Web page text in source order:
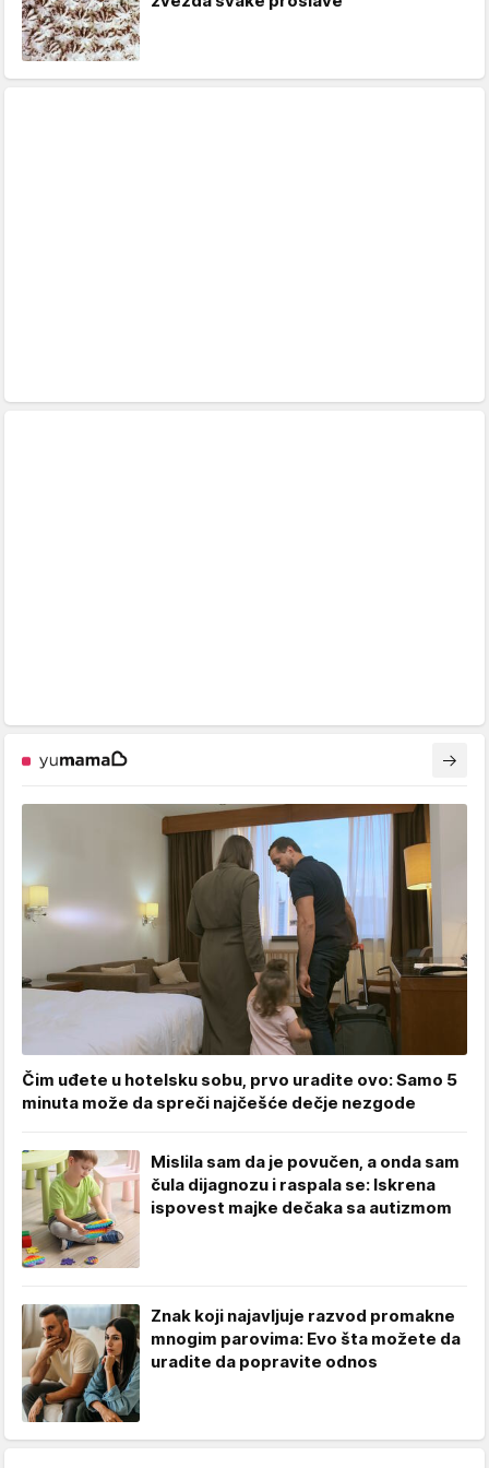
Čim uđete u hotelsku sobu, prvo uradite ovo: Samo 5
minuta može da spreči najčešće dečje nezgode
Mislila sam da je povučen, a onda sam
čula dijagnozu i raspala se: Iskrena
ispovest majke dečaka sa autizmom
Znak koji najavljuje razvod promakne
mnogim parovima: Evo šta možete da
uradite da popravite odnos